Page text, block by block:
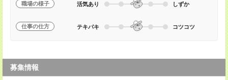
職場の様子 活気あり しずか
仕事の仕方 テキパキ コツコツ
募集情報